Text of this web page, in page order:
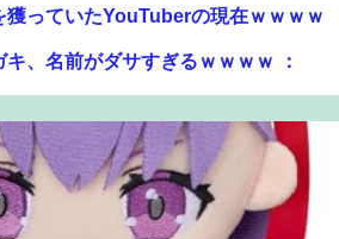
獲っていたYouTuberの現在ｗｗｗｗ
キ、名前がダサすぎるｗｗｗｗ ：
の犯人、ツェリードニヒで確定！ク
も無駄死ににwwww
医、ガチで見つかる。めちゃくちゃ